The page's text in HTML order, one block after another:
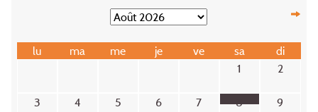
lu ma me je ve sa
di
1
2
3 4 5 6 7 8 9